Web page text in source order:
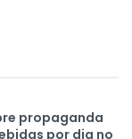
propaganda
por dia no